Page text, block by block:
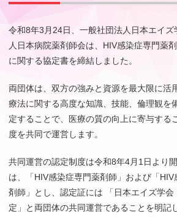
令和8年3月24日、一般社団法人日本エイ
人日本病院薬剤師会は、HIV感染症専門薬
に関する協定書を締結しました。
両団体は、双方の強みと資源を最大限に活
療法に関する高度な知識、技能、倫理観を
定することで、医療の質の向上に寄与する
度を共同で運営します。
共同運営の認定制度は令和8年4月1日より
は、「HIV感染症専門薬剤師」および「
剤師」とし、認定証には 「日本エイズ学
定」と両団体の共同運営であることを明記